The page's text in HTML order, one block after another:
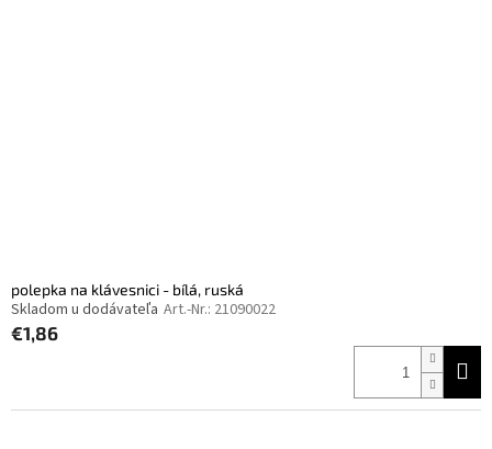
polepka na klávesnici - bílá, ruská
Skladom u dodávateľa Art.-Nr.: 21090022
€1,86